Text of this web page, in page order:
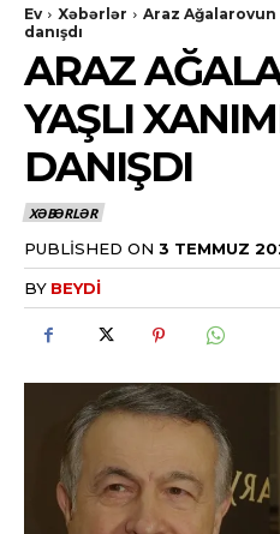
Ev Xəbərlər
Araz Ağalarovun
danışdı
ARAZ
YAŞLI
DANIŞDI
XƏBƏRLƏR
PUBLISHED ON 3 TEMMUZ
BY BEYDI